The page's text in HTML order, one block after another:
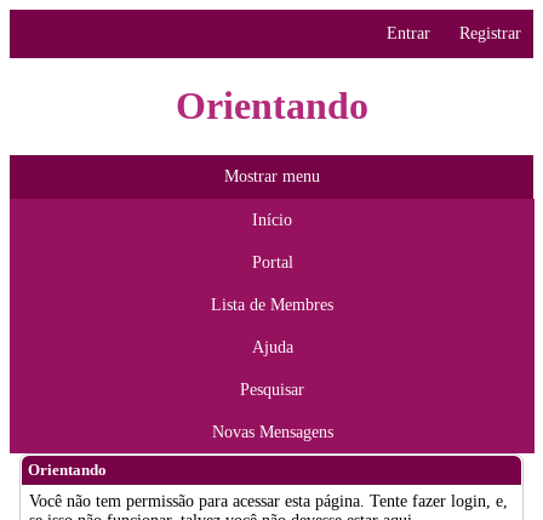
Entrar Registrar
Orientando
Mostrar menu
Início
Portal
Lista de Membres
Ajuda
Pesquisar
Novas Mensagens
Orientando
Você não tem permissão para acessar esta página. Tente fazer login, e,